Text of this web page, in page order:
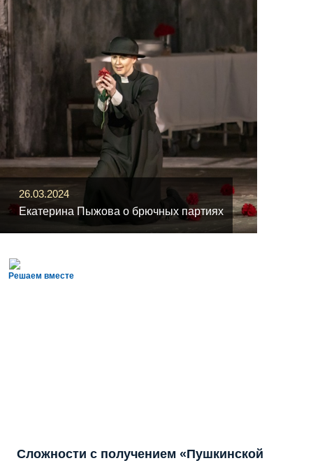
26.03.2024
Екатерина Пыжова о брючных партиях
Решаем вместе
Сложности с получением «Пушкинской